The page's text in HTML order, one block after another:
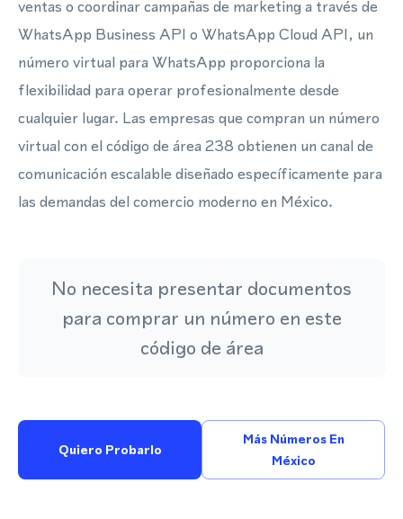
ventas o coordinar campañas de marketing a través de
WhatsApp Business API o WhatsApp Cloud API, un
número virtual para WhatsApp proporciona la
flexibilidad para operar profesionalmente desde
cualquier lugar. Las empresas que compran un número
virtual con el código de área 238 obtienen un canal de
comunicación escalable diseñado específicamente para
las demandas del comercio moderno en México.
No necesita presentar documentos
para comprar un número en este
código de área
Quiero Probarlo
Más Números En
México